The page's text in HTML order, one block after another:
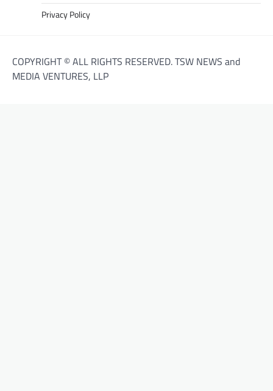
Privacy Policy
COPYRIGHT © ALL RIGHTS RESERVED. TSW NEWS and
MEDIA VENTURES, LLP